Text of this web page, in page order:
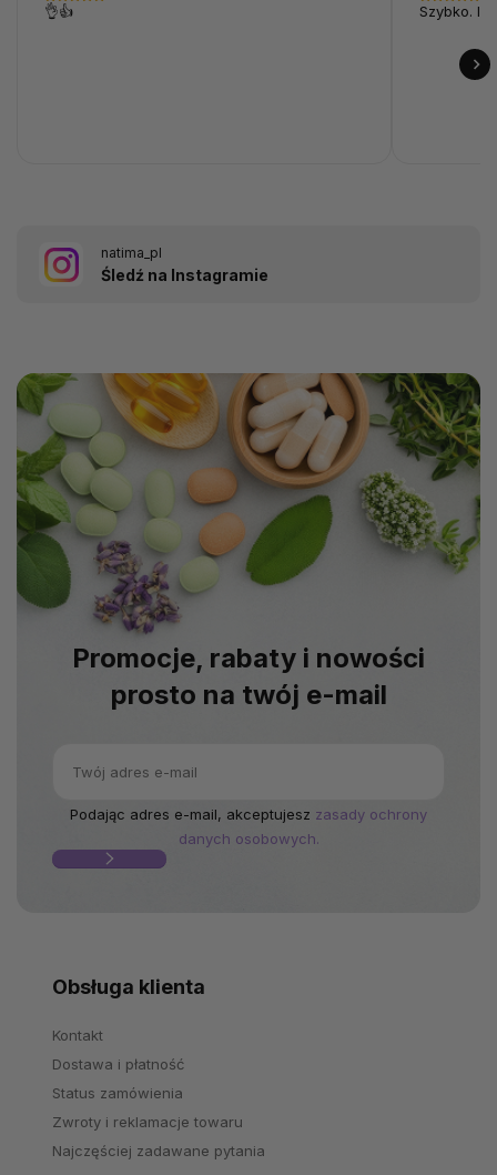
👌👍 Szybko. I
natima_pl
Śledź na Instagramie
Promocje, rabaty i nowości
prosto na twój e-mail
Podając adres e-mail, akceptujesz zasady ochrony
danych osobowych.
Obsługa klienta
Kontakt
Dostawa i płatność
Status zamówienia
Zwroty i reklamacje towaru
Najczęściej zadawane pytania